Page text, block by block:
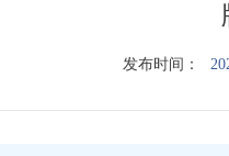
发布时间：